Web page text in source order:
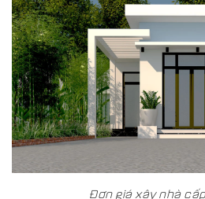
Đơn giá xây nhà